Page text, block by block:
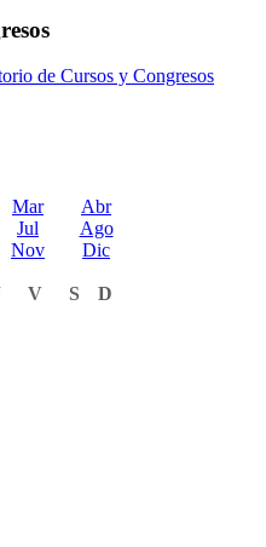
de Cursos y Congresos
Mar
Abr
Jul
Ago
Nov Dic
V S
D